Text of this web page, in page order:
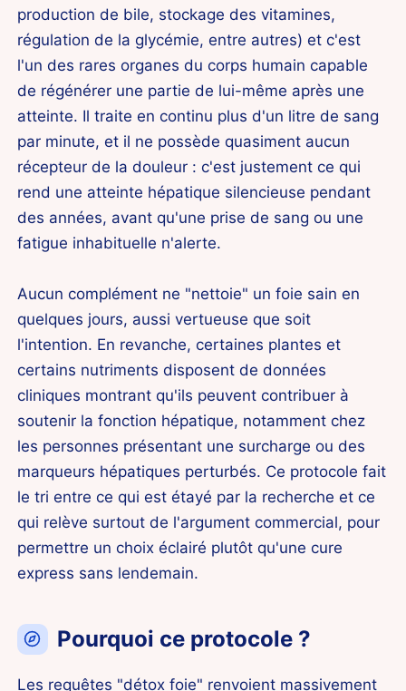
production de bile, stockage des vitamines,
régulation de la glycémie, entre autres) et c'est
l'un des rares organes du corps humain capable
de régénérer une partie de lui-même après une
atteinte. Il traite en continu plus d'un litre de sang
par minute, et il ne possède quasiment aucun
récepteur de la douleur : c'est justement ce qui
rend une atteinte hépatique silencieuse pendant
des années, avant qu'une prise de sang ou une
fatigue inhabituelle n'alerte.
Aucun complément ne "nettoie" un foie sain en
quelques jours, aussi vertueuse que soit
l'intention. En revanche, certaines plantes et
certains nutriments disposent de données
cliniques montrant qu'ils peuvent contribuer à
soutenir la fonction hépatique, notamment chez
les personnes présentant une surcharge ou des
marqueurs hépatiques perturbés. Ce protocole fait
le tri entre ce qui est étayé par la recherche et ce
qui relève surtout de l'argument commercial, pour
permettre un choix éclairé plutôt qu'une cure
express sans lendemain.
Pourquoi ce protocole ?
Les requêtes "détox foie" renvoient massivement